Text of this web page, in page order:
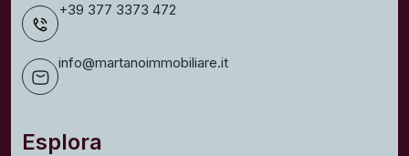
+39 377 3373 472
info@martanoimmobiliare.it
Esplora